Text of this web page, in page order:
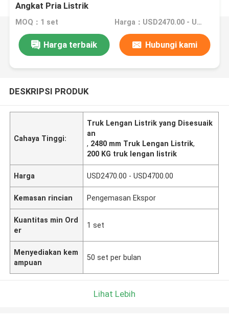
Angkat Pria Listrik
MOQ：1 set Harga：USD2470.00 - USD4700.00
Harga terbaik Hubungi kami
DESKRIPSI PRODUK
Cahaya Tinggi:
Truk Lengan Listrik yang Disesuaik
an
, 2480 mm Truk Lengan Listrik,
200 KG truk lengan listrik
Harga USD2470.00 - USD4700.00
Kemasan rincian Pengemasan Ekspor
Kuantitas min Ord
er
1 set
Menyediakan kem
ampuan
50 set per bulan
Lihat Lebih